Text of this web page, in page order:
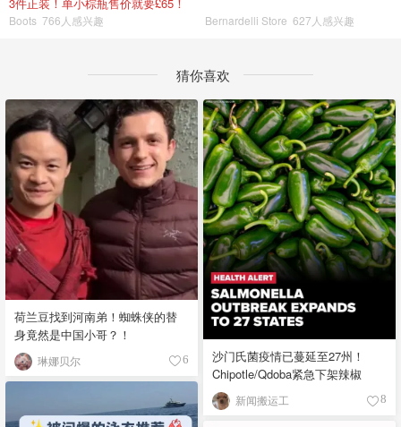
Boots 766人感兴趣 Bernardelli Store 627人感兴趣
猜你喜欢
荷兰豆找到河南弟！蜘蛛侠的替
身竟然是中国小哥？！
琳娜贝尔 6
沙门氏菌疫情已蔓延至27州！
Chipotle/Qdoba紧急下架辣椒
新闻搬运工 8